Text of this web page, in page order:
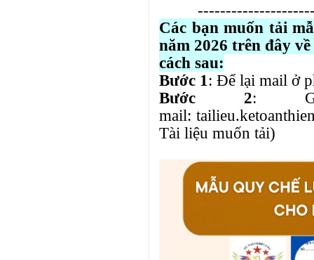
Các bạn muốn tải
năm 2026 trên đây
cách sau:
Bước 1: Để lại mail ở
Bước 2:
mail: tailieu.
Tài liệu muốn tải)